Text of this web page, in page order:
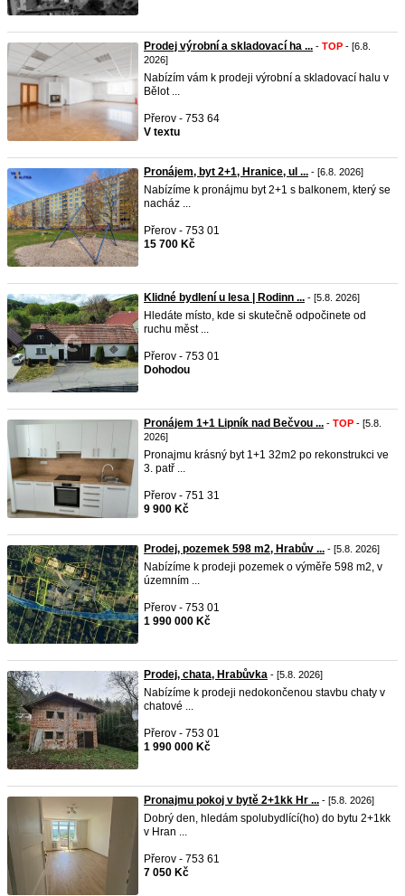
Prodej výrobní a skladovací ha ... - TOP - [6.8.
2026]
Nabízím vám k prodeji výrobní a skladovací halu v
Bělot ...
Přerov - 753 64
V textu
Pronájem, byt 2+1, Hranice, ul ... - [6.8. 2026]
Nabízíme k pronájmu byt 2+1 s balkonem, který se
nacház ...
Přerov - 753 01
15 700 Kč
Klidné bydlení u lesa | Rodinn ... - [5.8. 2026]
Hledáte místo, kde si skutečně odpočinete od
ruchu měst ...
Přerov - 753 01
Dohodou
Pronájem 1+1 Lipník nad Bečvou ... - TOP - [5.8.
2026]
Pronajmu krásný byt 1+1 32m2 po rekonstrukci ve
3. patř ...
Přerov - 751 31
9 900 Kč
Prodej, pozemek 598 m2, Hrabův ... - [5.8. 2026]
Nabízíme k prodeji pozemek o výměře 598 m2, v
územním ...
Přerov - 753 01
1 990 000 Kč
Prodej, chata, Hrabůvka - [5.8. 2026]
Nabízíme k prodeji nedokončenou stavbu chaty v
chatové ...
Přerov - 753 01
1 990 000 Kč
Pronajmu pokoj v bytě 2+1kk Hr ... - [5.8. 2026]
Dobrý den, hledám spolubydlící(ho) do bytu 2+1kk
v Hran ...
Přerov - 753 61
7 050 Kč